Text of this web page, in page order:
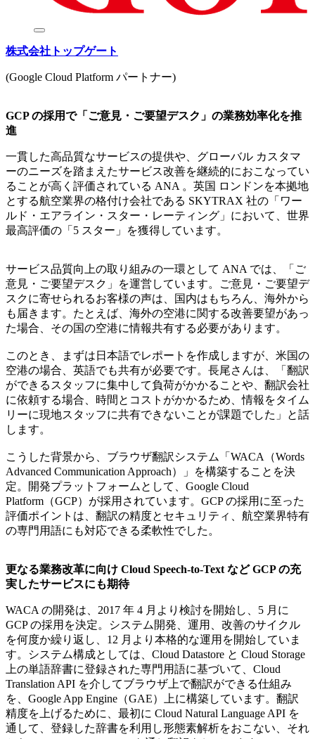
株式会社トップゲート
(Google Cloud Platform パートナー)
GCP の採用で「ご意見・ご要望デスク」の業務効率化を推
進
一貫した高品質なサービスの提供や、グローバル カスタマ
ーのニーズを踏まえたサービス改善を継続的におこなってい
ることが高く評価されている ANA 。英国 ロンドンを本拠地
とする航空業界の格付け会社である SKYTRAX 社の「ワー
ルド・エアライン・スター・レーティング」において、世界
最高評価の「5 スター」を獲得しています。
サービス品質向上の取り組みの一環として ANA では、「ご
意見・ご要望デスク」を運営しています。ご意見・ご要望デ
スクに寄せられるお客様の声は、国内はもちろん、海外から
も届きます。たとえば、海外の空港に関する改善要望があっ
た場合、その国の空港に情報共有する必要があります。
このとき、まずは日本語でレポートを作成しますが、米国の
空港の場合、英語でも共有が必要です。長尾さんは、「翻訳
ができるスタッフに集中して負荷がかかることや、翻訳会社
に依頼する場合、時間とコストがかかるため、情報をタイム
リーに現地スタッフに共有できないことが課題でした」と話
します。
こうした背景から、ブラウザ翻訳システム「WACA（Words
Advanced Communication Approach）」を構築することを決
定。開発プラットフォームとして、Google Cloud
Platform（GCP）が採用されています。GCP の採用に至った
評価ポイントは、翻訳の精度とセキュリティ、航空業界特有
の専門用語にも対応できる柔軟性でした。
更なる業務改革に向け Cloud Speech-to-Text など GCP の充
実したサービスにも期待
WACA の開発は、2017 年 4 月より検討を開始し、5 月に
GCP の採用を決定。システム開発、運用、改善のサイクル
を何度か繰り返し、12 月より本格的な運用を開始していま
す。システム構成としては、Cloud Datastore と Cloud Storage
上の単語辞書に登録された専門用語に基づいて、Cloud
Translation API を介してブラウザ上で翻訳ができる仕組み
を、Google App Engine（GAE）上に構築しています。翻訳
精度を上げるために、最初に Cloud Natural Language API を
通して、登録した辞書を利用し形態素解析をおこない、それ